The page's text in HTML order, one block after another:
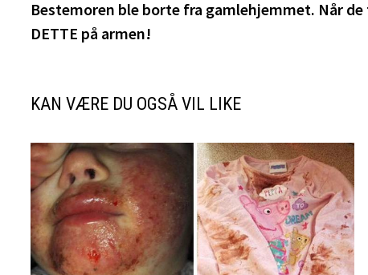
innlegg:
Bestemoren ble borte fra gamlehjemmet. Når
DETTE på armen!
KAN VÆRE DU OGSÅ VIL LIKE